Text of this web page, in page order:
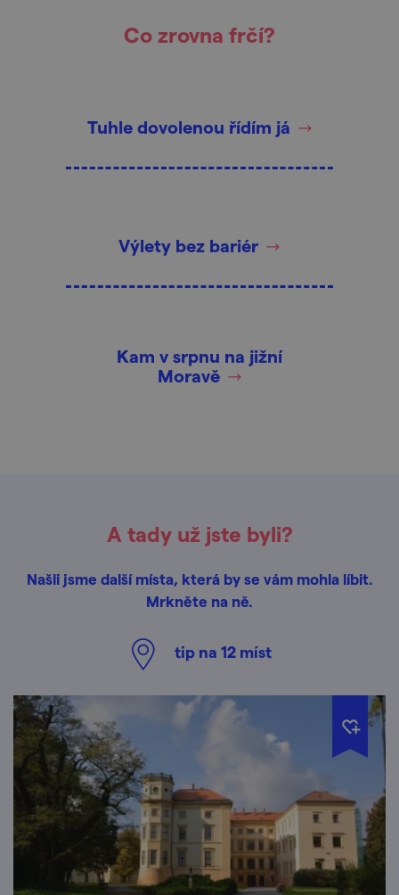
Co zrovna frčí?
Tuhle dovolenou řídím já
Výlety bez bariér
Kam v srpnu na jižní
Moravě
A tady už jste byli?
Našli jsme další místa, která by se vám mohla líbit.
Mrkněte na ně.
tip na 12 míst